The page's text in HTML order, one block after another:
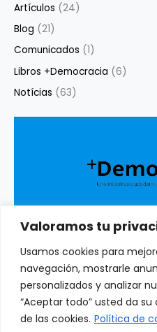
Valoramos tu
Usamos cookies para
navegación, mostrarle
personalizados y analizar
“Aceptar todo” usted da
de las cookies. Política de
Artículos (24)
Blog (21)
Comunicados (1)
Libros +Democracia (6)
Notícias (63)
Aviso Legal y
+ democracia.org © 2026 |